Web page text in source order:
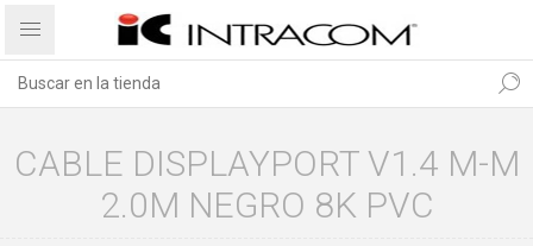
CABLE DISPLAYPORT V1.4 M-M
2.0M NEGRO 8K PVC